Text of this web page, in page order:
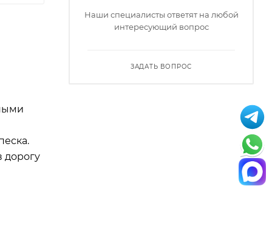
дорогу
Наши специалисты ответят на любой
интересующий вопрос
ЗАДАТЬ ВОПРОС